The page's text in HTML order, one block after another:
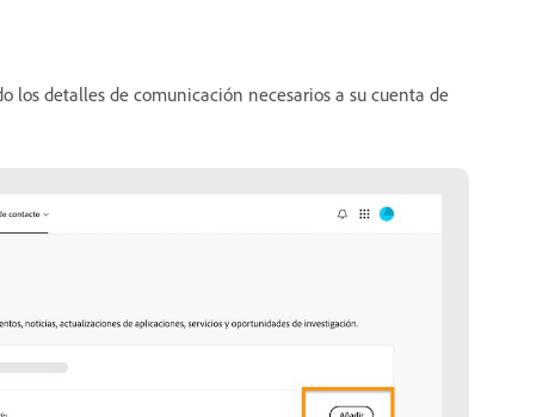
los detalles de comunicación necesarios a su cuenta de